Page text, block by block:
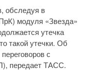
обследуя в
модуля «Звезда»
утечка
такой утечки. Об
с
передает ТАСС.